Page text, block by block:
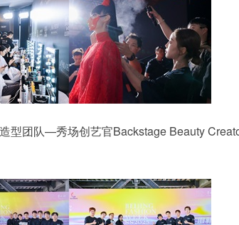
型团队—秀场创艺官Backstage Beauty